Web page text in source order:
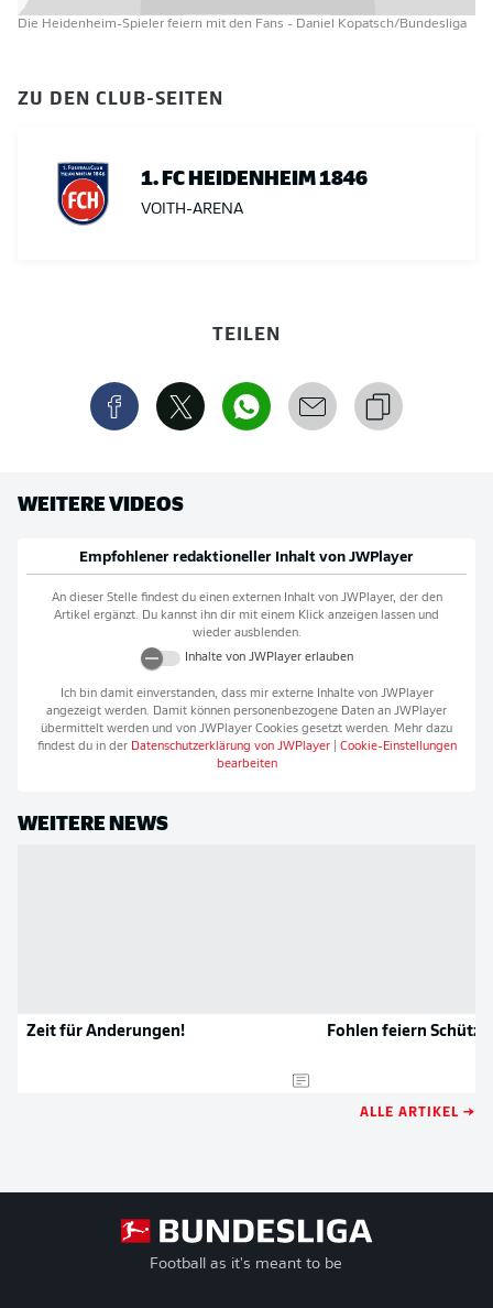
Die Heidenheim-Spieler feiern mit den Fans - Daniel Kopatsch/Bundesliga
ZU DEN CLUB-SEITEN
1. FC HEIDENHEIM 1846
VOITH-ARENA
TEILEN
WEITERE VIDEOS
Empfohlener redaktioneller Inhalt von JWPlayer
An dieser Stelle findest du einen externen Inhalt von JWPlayer, der den
Artikel ergänzt. Du kannst ihn dir mit einem Klick anzeigen lassen und
wieder ausblenden.
Inhalte von JWPlayererlauben
Ich bin damit einverstanden, dass mir externe Inhalte von JWPlayer
angezeigt werden. Damit können personenbezogene Daten an JWPlayer
übermittelt werden und von JWPlayer Cookies gesetzt werden. Mehr dazu
findest du in der Datenschutzerklärung von JWPlayer| Cookie-Einstellungen
bearbeiten
WEITERE NEWS
Zeit für Änderungen! Fohlen feiern
ALLE ARTIKEL →
Football as it's meant to be